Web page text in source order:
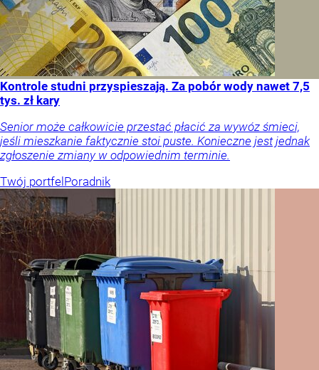
Kontrole studni przyspieszają. Za pobór wody nawet 7,5
tys. zł kary
Senior może całkowicie przestać płacić za wywóz śmieci,
jeśli mieszkanie faktycznie stoi puste. Konieczne jest jednak
zgłoszenie zmiany w odpowiednim terminie.
Twój portfelPoradnik